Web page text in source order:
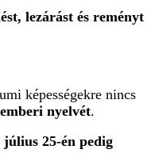
lezárást és reményt
képességekre nincs
nyelvét.
25-én pedig